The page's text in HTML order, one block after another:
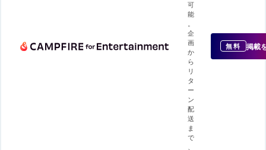
可
能
企
画
か
ら
リ
タ
ー
ン
配
送
ま
で
無料 掲載